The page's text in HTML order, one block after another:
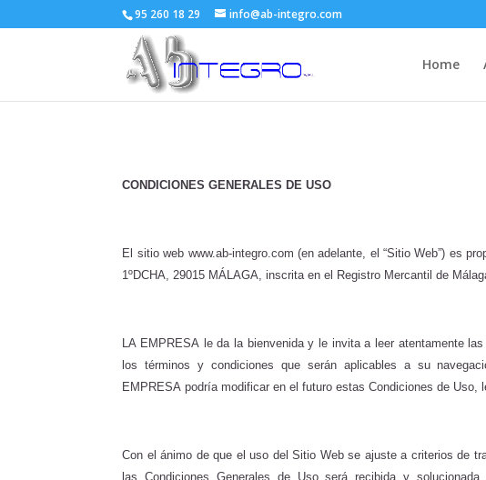
95 260 18 29 info@ab-integro.com
Home
CONDICIONES GENERALES DE USO
El sitio web www.ab-integro.com (en adelante, el “Sitio Web”) es
1ºDCHA, 29015 MÁLAGA, inscrita en el Registro Mercantil de
LA EMPRESA le da la bienvenida y le invita a leer atentamente
los términos y condiciones que serán aplicables a su
EMPRESA podría modificar en el futuro estas Condiciones de Uso,
Con el ánimo de que el uso del Sitio Web se ajuste a criterios de
las Condiciones Generales de Uso será recibida y